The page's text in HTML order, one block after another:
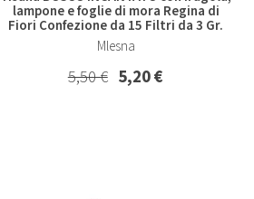
lampone e foglie di mora Regina di
Fiori Confezione da 15 Filtri da 3 Gr.
Mlesna
5,50 € 5,20 €